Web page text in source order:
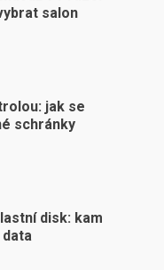
salon
jak se
schránky
disk: kam